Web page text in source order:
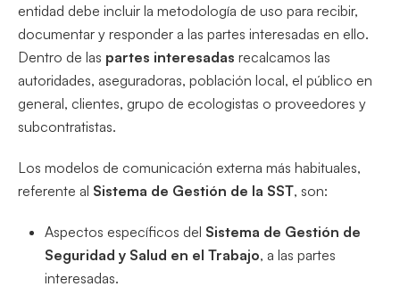
entidad debe incluir la metodología de uso para recibir,
documentar y responder a las partes interesadas en ello.
Dentro de las partes interesadas recalcamos las
autoridades, aseguradoras, población local, el público en
general, clientes, grupo de ecologistas o proveedores y
subcontratistas.
Los modelos de comunicación externa más habituales,
referente al Sistema de Gestión de la SST, son:
Aspectos específicos del Sistema de Gestión de
Seguridad y Salud en el Trabajo, a las partes
interesadas.